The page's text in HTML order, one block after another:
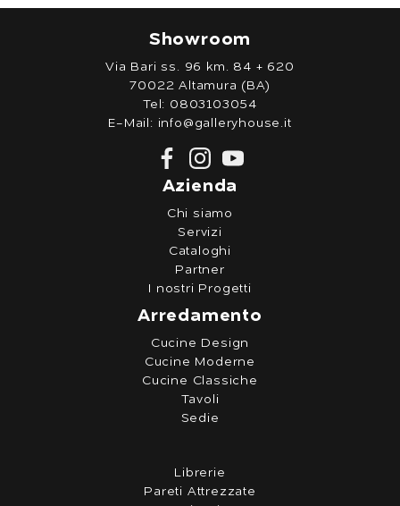
Showroom
Via Bari ss. 96 km. 84 + 620
70022 Altamura (BA)
Tel: 0803103054
E-Mail: info@galleryhouse.it
Azienda
Chi siamo
Servizi
Cataloghi
Partner
I nostri Progetti
Arredamento
Cucine Design
Cucine Moderne
Cucine Classiche
Tavoli
Sedie
Librerie
Pareti Attrezzate